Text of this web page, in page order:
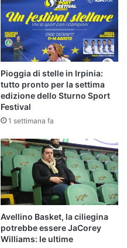
Pioggia di stelle in Irpinia:
tutto pronto per la settima
edizione dello Sturno Sport
Festival
1 settimana fa
Avellino Basket, la ciliegina
potrebbe essere JaCorey
Williams: le ultime